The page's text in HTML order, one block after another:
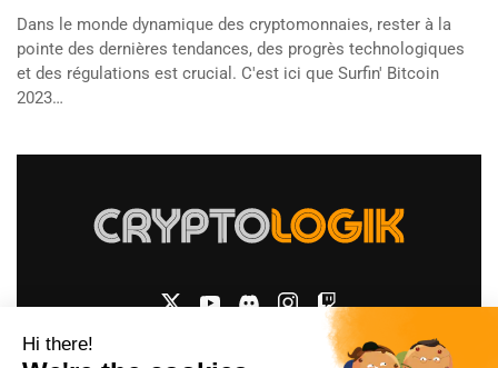
Dans le monde dynamique des cryptomonnaies, rester à la
pointe des dernières tendances, des progrès technologiques
et des régulations est crucial. C'est ici que Surfin' Bitcoin
2023…